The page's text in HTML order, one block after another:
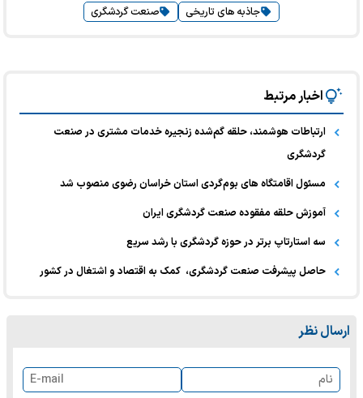
جاذبه های تاریخی صنعت گردشگری
اخبار مرتبط
ارتباطات هوشمند، حلقه گم‌شده زنجیره خدمات مشتری در صنعت
گردشگری
مسئول اقامتگاه های بوم‌گردی استان خراسان رضوی منصوب شد
آموزش حلقه مفقوده صنعت گردشگری ایران
سه استارتاپ برتر در حوزه گردشگری با رشد سریع
حاصل پیشرفت صنعت گردشگری، کمک به اقتصاد و اشتغال در کشور
ارسال نظر